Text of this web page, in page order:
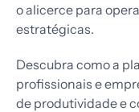
o alicerce para
estratégicas.
Descubra como a
profissionais e
de produtividade e